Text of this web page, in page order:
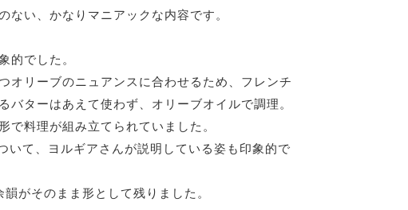
ない、かなりマニアックな内容です。
的でした。
オリーブのニュアンスに合わせるため、フレンチ
バターはあえて使わず、オリーブオイルで調理。
で料理が組み立てられていました。
いて、ヨルギアさんが説明している姿も印象的で
がそのまま形として残りました。